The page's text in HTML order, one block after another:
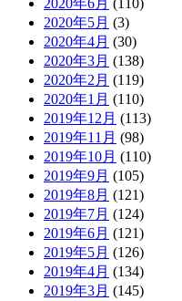
2020年6月 (110)
2020年5月 (3)
2020年4月 (30)
2020年3月 (138)
2020年2月 (119)
2020年1月 (110)
2019年12月 (113)
2019年11月 (98)
2019年10月 (110)
2019年9月 (105)
2019年8月 (121)
2019年7月 (124)
2019年6月 (121)
2019年5月 (126)
2019年4月 (134)
2019年3月 (145)